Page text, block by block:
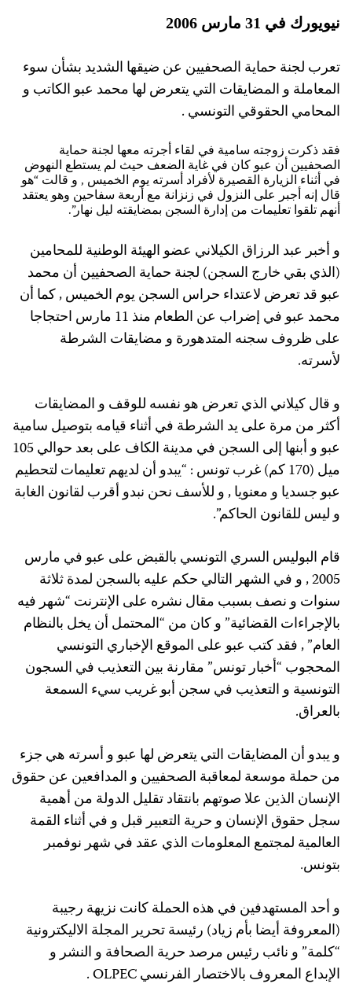
نيويورك في 31 مارس 2006
تعرب لجنة حماية الصحفيين عن ضيقها الشديد بشأن سوء
المعاملة و المضايقات التي يتعرض لها محمد عبو الكاتب و
المحامي الحقوقي التونسي .
فقد ذكرت زوجته سامية في لقاء أجرته معها لجنة حماية
الصحفيين أن عبو كان في غاية الضعف حيث لم يستطع النهوض
في أثناء الزيارة القصيرة لأفراد أسرته يوم الخميس , و قالت “هو
قال إنه أجبر على النزول في زنزانة مع أربعة سفاحين وهو يعتقد
أنهم تلقوا تعليمات من إدارة السجن بمضايقته ليل نهار”.
و أخبر عبد الرزاق الكيلاني عضو الهيئة الوطنية للمحامين
(الذي بقي خارج السجن) لجنة حماية الصحفيين أن محمد
عبو قد تعرض لاعتداء حراس السجن يوم الخميس , كما أن
محمد عبو في إضراب عن الطعام منذ 11 مارس احتجاجا
على ظروف سجنه المتدهورة و مضايقات الشرطة
لأسرته.
و قال كيلاني الذي تعرض هو نفسه للوقف و المضايقات
أكثر من مرة على يد الشرطة في أثناء قيامه بتوصيل سامية
عبو و أبنها إلى السجن في مدينة الكاف على بعد حوالي 105
ميل (170 كم) غرب تونس : “يبدو أن لديهم تعليمات لتحطيم
عبو جسديا و معنويا , و للأسف نحن نبدو أقرب لقانون الغابة
و ليس للقانون الحاكم”.
قام البوليس السري التونسي بالقبض على عبو في مارس
2005 , و في الشهر التالي حكم عليه بالسجن لمدة ثلاثة
سنوات و نصف بسبب مقال نشره على الإنترنت “شهر فيه
بالإجراءات القضائية” و كان من “المحتمل أن يخل بالنظام
العام” , فقد كتب عبو على الموقع الإخباري التونسي
المحجوب “أخبار تونس” مقارنة بين التعذيب في السجون
التونسية و التعذيب في سجن أبو غريب سيء السمعة
بالعراق.
و يبدو أن المضايقات التي يتعرض لها عبو و أسرته هي جزء
من حملة موسعة لمعاقبة الصحفيين و المدافعين عن حقوق
الإنسان الذين علا صوتهم بانتقاد تقليل الدولة من أهمية
سجل حقوق الإنسان و حرية التعبير قبل و في أثناء القمة
العالمية لمجتمع المعلومات الذي عقد في شهر نوفمبر
بتونس.
و أحد المستهدفين في هذه الحملة كانت نزيهة رجيبة
(المعروفة أيضا بأم زياد) رئيسة تحرير المجلة الاليكترونية
“كلمة” و نائب رئيس مرصد حرية الصحافة و النشر و
الإبداع المعروف بالاختصار الفرنسي OLPEC .